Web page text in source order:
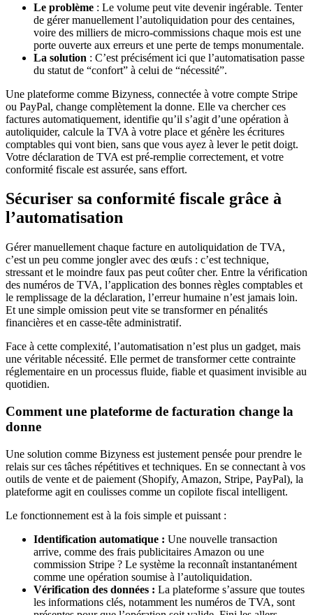
Le problème : Le volume peut vite devenir ingérable. Tenter
de gérer manuellement l’autoliquidation pour des centaines,
voire des milliers de micro-commissions chaque mois est une
porte ouverte aux erreurs et une perte de temps monumentale.
La solution : C’est précisément ici que l’automatisation passe
du statut de “confort” à celui de “nécessité”.
Une plateforme comme Bizyness, connectée à votre compte Stripe
ou PayPal, change complètement la donne. Elle va chercher ces
factures automatiquement, identifie qu’il s’agit d’une opération à
autoliquider, calcule la TVA à votre place et génère les écritures
comptables qui vont bien, sans que vous ayez à lever le petit doigt.
Votre déclaration de TVA est pré-remplie correctement, et votre
conformité fiscale est assurée, sans effort.
Sécuriser sa conformité fiscale grâce à
l’automatisation
Gérer manuellement chaque facture en autoliquidation de TVA,
c’est un peu comme jongler avec des œufs : c’est technique,
stressant et le moindre faux pas peut coûter cher. Entre la vérification
des numéros de TVA, l’application des bonnes règles comptables et
le remplissage de la déclaration, l’erreur humaine n’est jamais loin.
Et une simple omission peut vite se transformer en pénalités
financières et en casse-tête administratif.
Face à cette complexité, l’automatisation n’est plus un gadget, mais
une véritable nécessité. Elle permet de transformer cette contrainte
réglementaire en un processus fluide, fiable et quasiment invisible au
quotidien.
Comment une plateforme de facturation change la
donne
Une solution comme Bizyness est justement pensée pour prendre le
relais sur ces tâches répétitives et techniques. En se connectant à vos
outils de vente et de paiement (Shopify, Amazon, Stripe, PayPal), la
plateforme agit en coulisses comme un copilote fiscal intelligent.
Le fonctionnement est à la fois simple et puissant :
Identification automatique : Une nouvelle transaction
arrive, comme des frais publicitaires Amazon ou une
commission Stripe ? Le système la reconnaît instantanément
comme une opération soumise à l’autoliquidation.
Vérification des données : La plateforme s’assure que toutes
les informations clés, notamment les numéros de TVA, sont